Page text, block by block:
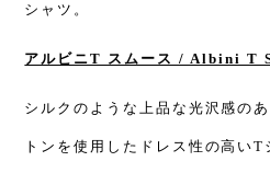
シャツ。
アルビニT スムース / Albini T
シルクのような上品な光沢感の
トンを使用したドレス性の高いT